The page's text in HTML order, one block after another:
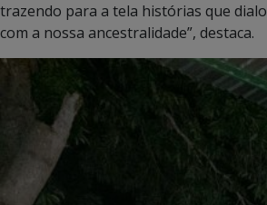
trazendo para a tela histórias que
com a nossa ancestralidade”, destaca.